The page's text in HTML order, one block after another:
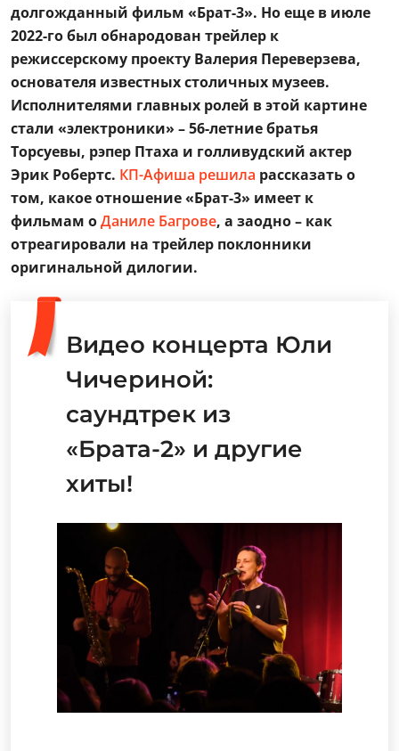
долгожданный фильм «Брат-3». Но еще в июле
2022-го был обнародован трейлер к
режиссерскому проекту Валерия Переверзева,
основателя известных столичных музеев.
Исполнителями главных ролей в этой картине
стали «электроники» – 56-летние братья
Торсуевы, рэпер Птаха и голливудский актер
Эрик Робертс. КП-Афиша решила рассказать о
том, какое отношение «Брат-3» имеет к
фильмам оДаниле Багрове, а заодно – как
отреагировали на трейлер поклонники
оригинальной дилогии.
Видео концерта Юли
Чичериной:
саундтрек из
«Брата-2» и другие
хиты!